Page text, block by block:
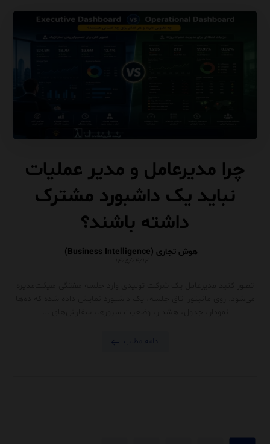
چرا مدیرعامل و مدیر عملیات
نباید یک داشبورد مشترک
داشته باشند؟
هوش تجاری (Business Intelligence)
ادامه مطلب